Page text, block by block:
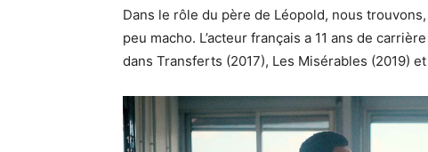
Dans le rôle du père de Léopold, nous
peu macho. L’acteur français a 11 ans de
dans Transferts (2017), Les Misérables (2019)